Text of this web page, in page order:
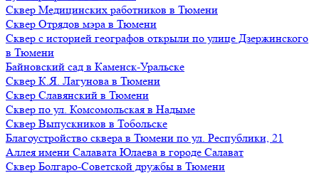
Сквер Медицинских работников в Тюмени
Сквер Отрядов мэра в Тюмени
Сквер с историей географов открыли по улице Дзержинского
в Тюмени
Байновский сад в Каменск-Уральске
Сквер К.Я. Лагунова в Тюмени
Сквер Славянский в Тюмени
Сквер по ул. Комсомольская в Надыме
Сквер Выпускников в Тобольске
Благоустройство сквера в Тюмени по ул. Республики, 21
Аллея имени Салавата Юлаева в городе Салават
Сквер Болгаро-Советской дружбы в Тюмени